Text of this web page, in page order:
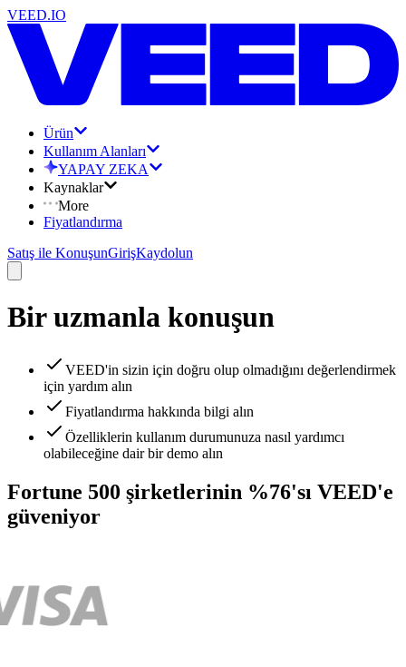
VEED.IO
Ürün
Kullanım Alanları
YAPAY ZEKA
Kaynaklar
More
Fiyatlandırma
Satış ile KonuşunGirişKaydolun
Bir uzmanla konuşun
VEED'in sizin için doğru olup olmadığını değerlendirmek
için yardım alın
Fiyatlandırma hakkında bilgi alın
Özelliklerin kullanım durumunuza nasıl yardımcı
olabileceğine dair bir demo alın
Fortune 500 şirketlerinin %76'sı VEED'e
güveniyor